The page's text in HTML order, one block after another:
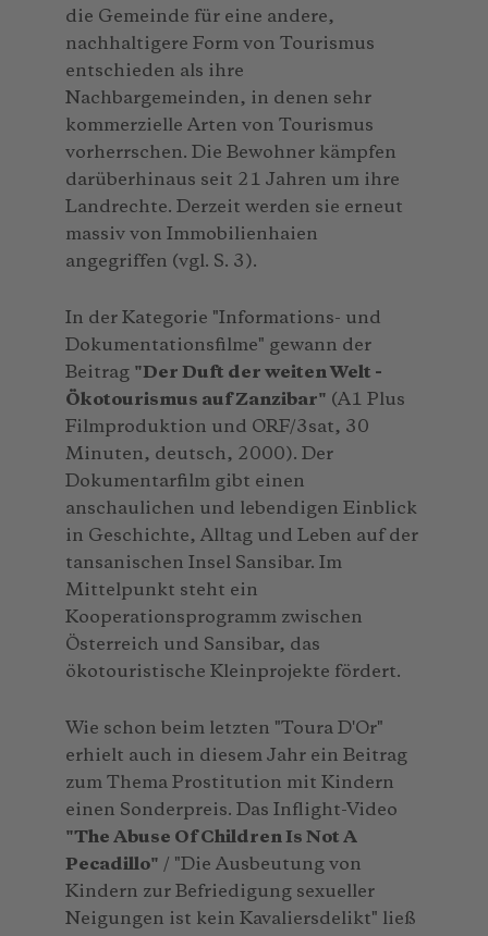
die Gemeinde für eine andere,
nachhaltigere Form von Tourismus
entschieden als ihre
Nachbargemeinden, in denen sehr
kommerzielle Arten von Tourismus
vorherrschen. Die Bewohner kämpfen
darüberhinaus seit 21 Jahren um ihre
Landrechte. Derzeit werden sie erneut
massiv von Immobilienhaien
angegriffen (vgl. S. 3).
In der Kategorie "Informations- und
Dokumentationsfilme" gewann der
Beitrag "Der Duft der weiten Welt -
Ökotourismus auf Zanzibar" (A1 Plus
Filmproduktion und ORF/3sat, 30
Minuten, deutsch, 2000). Der
Dokumentarfilm gibt einen
anschaulichen und lebendigen Einblick
in Geschichte, Alltag und Leben auf der
tansanischen Insel Sansibar. Im
Mittelpunkt steht ein
Kooperationsprogramm zwischen
Österreich und Sansibar, das
ökotouristische Kleinprojekte fördert.
Wie schon beim letzten "Toura D'Or"
erhielt auch in diesem Jahr ein Beitrag
zum Thema Prostitution mit Kindern
einen Sonderpreis. Das Inflight-Video
"The Abuse Of Children Is Not A
Pecadillo" / "Die Ausbeutung von
Kindern zur Befriedigung sexueller
Neigungen ist kein Kavaliersdelikt" ließ